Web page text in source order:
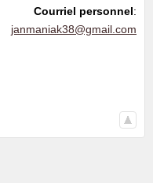
Courriel personnel:
janmaniak38@gmail.com